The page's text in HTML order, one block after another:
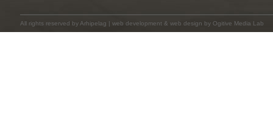
All rights reserved by Arhipelag | web development & web design by Ogitive Media Lab